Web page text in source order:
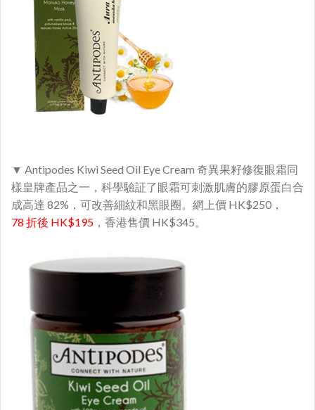
▼ Antipodes Kiwi Seed Oil Eye Cream 奇異果籽修復眼霜同
樣皇牌產品之一，科學驗証了眼霜可刺激肌膚的膠原蛋白合
成高達 82%，可改善細紋和黑眼圈。網上價 HK$250，
78 折後 HK$195 ，香港售價 HK$345。